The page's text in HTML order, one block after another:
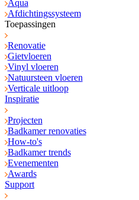
Aqua
Afdichtingssysteem
Toepassingen
Renovatie
Gietvloeren
Vinyl vloeren
Natuursteen vloeren
Verticale uitloop
Inspiratie
Projecten
Badkamer renovaties
How-to's
Badkamer trends
Evenementen
Awards
Support